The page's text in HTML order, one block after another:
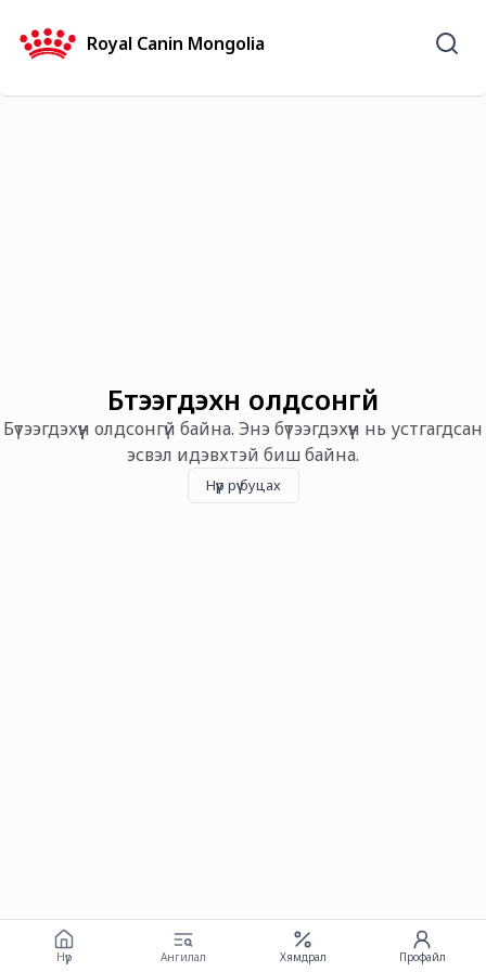
Royal Canin Mongolia
Бүтээгдэхүүн олдсонгүй
Бүтээгдэхүүн олдсонгүй байна. Энэ бүтээгдэхүүн нь устгагдсан
эсвэл идэвхтэй биш байна.
Нүүр рүү буцах
Нүүр Ангилал Хямдрал Профайл